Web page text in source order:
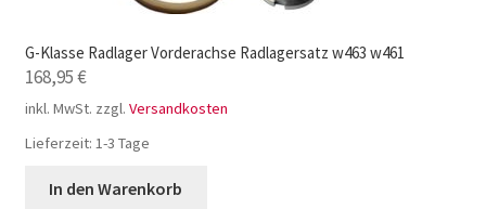
G-Klasse Radlager Vorderachse Radlagersatz w463 w461
168,95€
inkl. MwSt. zzgl. Versandkosten
Lieferzeit: 1-3 Tage
In den Warenkorb